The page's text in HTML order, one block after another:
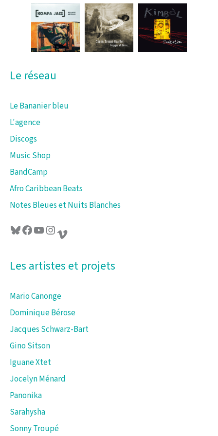
e
:
Le réseau
Le Bananier bleu
L'agence
Discogs
Music Shop
BandCamp
Afro Caribbean Beats
Notes Bleues et Nuits Blanches
Bluesky Facebook YouTube InstagramVimeo
Les artistes et projets
Mario Canonge
Dominique Bérose
Jacques Schwarz-Bart
Gino Sitson
Iguane Xtet
Jocelyn Ménard
Panonika
Sarahysha
Sonny Troupé